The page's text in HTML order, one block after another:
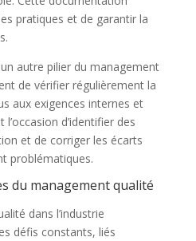
pratiques et de garantir la
autre pilier du management
de vérifier régulièrement la
aux exigences internes et
d’identifier des
et de corriger les écarts
problématiques.
du management qualité
dans l’industrie
défis constants, liés